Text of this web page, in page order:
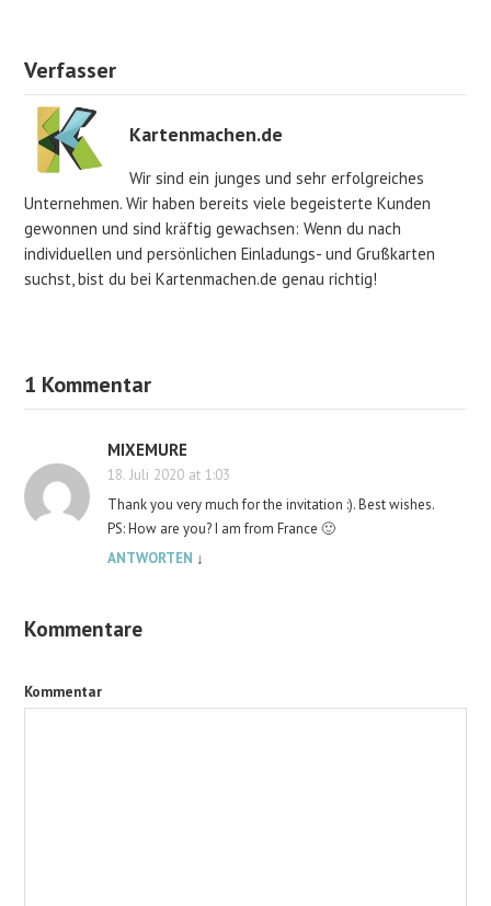
Verfasser
Kartenmachen.de
Wir sind ein junges und sehr erfolgreiches
Unternehmen. Wir haben bereits viele begeisterte Kunden
gewonnen und sind kräftig gewachsen: Wenn du nach
individuellen und persönlichen Einladungs- und Grußkarten
suchst, bist du bei Kartenmachen.de genau richtig!
1 Kommentar
MIXEMURE
18. Juli 2020 at 1:03
Thank you very much for the invitation :). Best wishes.
PS: How are you? I am from France 🙂
ANTWORTEN ↓
Kommentare
Kommentar